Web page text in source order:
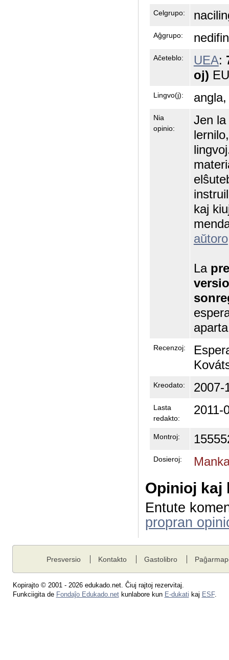
Celgrupo:
Aĝgrupo:
Aĉeteblo: UEA:
oj)
Lingvo(j):
Nia
opinio:
Jen la
kaj
aŭtoro
La
Recenzoj:
Kreodato: 2007-
Lasta
redakto:
2011-
Montroj:
Dosieroj:
Opinioj kaj
Entute
propran
Presversio Kontakto Gastolibro
Kopirajto © 2001 - 2026 edukado.net. Ĉiuj rajtoj rezervitaj.
Funkciigita de Fondaĵo Edukado.netkunlabore kun E-dukati kaj ESF.